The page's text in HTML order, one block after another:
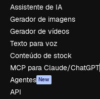
Assistente de IA
Gerador de imagens
Gerador de vídeos
Texto para voz
Conteúdo de stock
MCP para Claude/ChatGPT
Agentes New
API